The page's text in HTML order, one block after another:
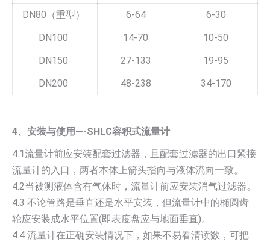
DN80（重型）
6-64
6-30
DN100
14-70
10-50
DN150
27-133
19-95
DN200
48-238 34-170
4、安装与使用—-SHLC容积式流量计
4.1流量计前应安装配套过滤器，且配套过滤器的出口紧接
流量计的入口，两者本体上箭头指向与液体流向一致。
4.2当被测液体含有气体时，流量计前应安装消气过滤器。
4.3 不论管路是垂直还是水平安装，但流量计中的椭圆齿
轮应安装成水平位置(即表度盘应与地面垂直)。
4.4 流量计在正确安装情况下，如果不易看清读数，可把